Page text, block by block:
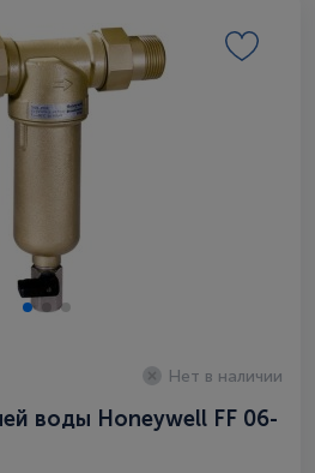
Нет в наличии
воды Honeywell FF 06-